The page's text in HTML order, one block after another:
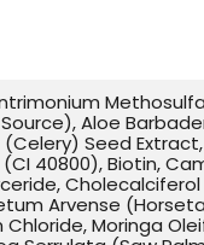
Aloe
Seed
40800), Biotin,
Arvense
Moringa